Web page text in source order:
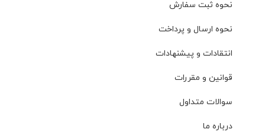
نحوه ثبت سفارش
نحوه ارسال و پرداخت
انتقادات و پیشنهادات
قوانین و مقررات
سوالات متداول
درباره ما